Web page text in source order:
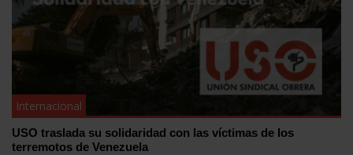
Internacional
USO traslada su solidaridad con las víctimas de los
terremotos de Venezuela